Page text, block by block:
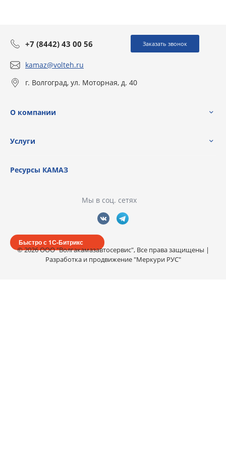
+7 (8442) 43 00 56 Заказать звонок
kamaz@volteh.ru
г. Волгоград, ул. Моторная, д. 40
О компании
Услуги
Ресурсы КАМАЗ
Мы в соц. сетях
Быстро с 1С-Битрикс
© 2026 ООО "Волгакамазавтосервис", Все права защищены |
Разработка и продвижение "Меркури РУС"